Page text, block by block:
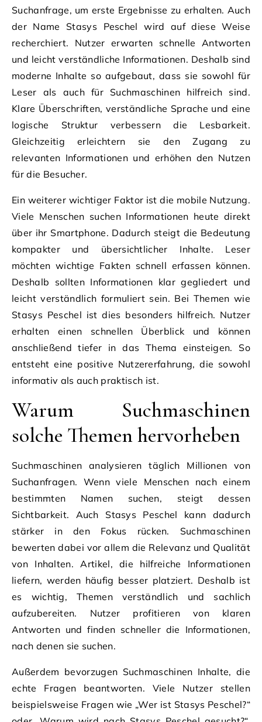
Suchanfrage, um erste Ergebnisse zu erhalten. Auch
der Name Stasys Peschel wird auf diese Weise
recherchiert. Nutzer erwarten schnelle Antworten
und leicht verständliche Informationen. Deshalb sind
moderne Inhalte so aufgebaut, dass sie sowohl für
Leser als auch für Suchmaschinen hilfreich sind.
Klare Überschriften, verständliche Sprache und eine
logische Struktur verbessern die Lesbarkeit.
Gleichzeitig erleichtern sie den Zugang zu
relevanten Informationen und erhöhen den Nutzen
für die Besucher.
Ein weiterer wichtiger Faktor ist die mobile Nutzung.
Viele Menschen suchen Informationen heute direkt
über ihr Smartphone. Dadurch steigt die Bedeutung
kompakter und übersichtlicher Inhalte. Leser
möchten wichtige Fakten schnell erfassen können.
Deshalb sollten Informationen klar gegliedert und
leicht verständlich formuliert sein. Bei Themen wie
Stasys Peschel ist dies besonders hilfreich. Nutzer
erhalten einen schnellen Überblick und können
anschließend tiefer in das Thema einsteigen. So
entsteht eine positive Nutzererfahrung, die sowohl
informativ als auch praktisch ist.
Warum Suchmaschinen
solche Themen hervorheben
Suchmaschinen analysieren täglich Millionen von
Suchanfragen. Wenn viele Menschen nach einem
bestimmten Namen suchen, steigt dessen
Sichtbarkeit. Auch Stasys Peschel kann dadurch
stärker in den Fokus rücken. Suchmaschinen
bewerten dabei vor allem die Relevanz und Qualität
von Inhalten. Artikel, die hilfreiche Informationen
liefern, werden häufig besser platziert. Deshalb ist
es wichtig, Themen verständlich und sachlich
aufzubereiten. Nutzer profitieren von klaren
Antworten und finden schneller die Informationen,
nach denen sie suchen.
Außerdem bevorzugen Suchmaschinen Inhalte, die
echte Fragen beantworten. Viele Nutzer stellen
beispielsweise Fragen wie „Wer ist Stasys Peschel?“